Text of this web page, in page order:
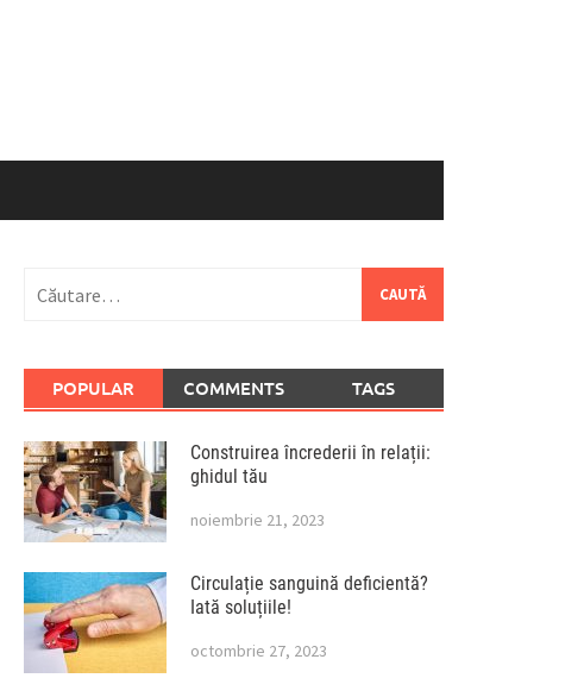
după:
POPULAR COMMENTS TAGS
Construirea încrederii în relații:
ghidul tău
noiembrie 21, 2023
Circulație sanguină deficientă?
Iată soluțiile!
octombrie 27, 2023